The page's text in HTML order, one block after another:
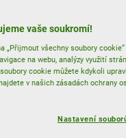
zimních
hodnotu
životnost těžce
vaše soukromí!
„Přijmout všechny soubory
na webu, analýzy využití
cookie můžete kdykoli
v našich zásadách ochrany
Nastavení